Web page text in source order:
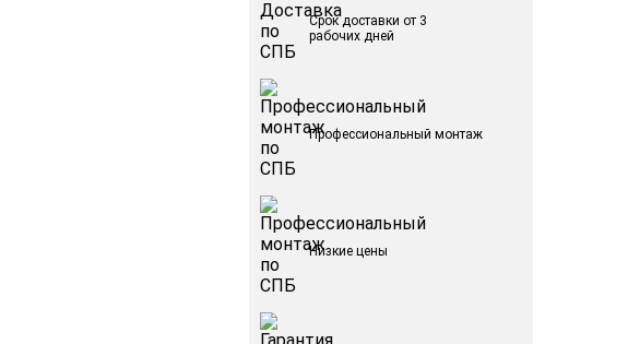
Срок доставки от 3
рабочих дней
Профессиональный монтаж
Низкие цены